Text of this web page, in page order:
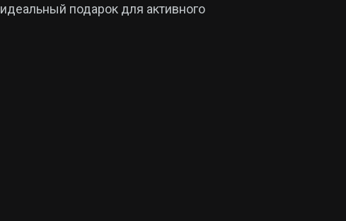
идеальный подарок для активного